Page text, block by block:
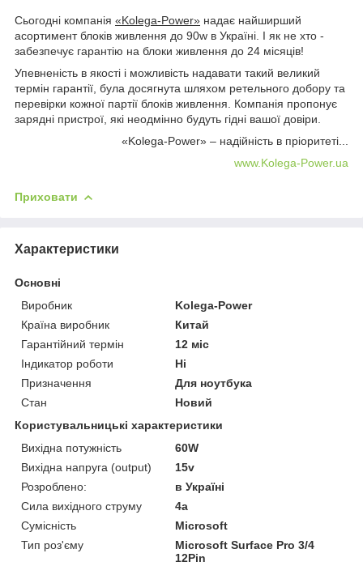
Сьогодні компанія «Kolega-Power» надає найширший
асортимент блоків живлення до 90w в Україні. І як не хто -
забезпечує гарантію на блоки живлення до 24 місяців!
Упевненість в якості і можливість надавати такий великий
термін гарантії, була досягнута шляхом ретельного добору та
перевірки кожної партії блоків живлення. Компанія пропонує
зарядні пристрої, які неодмінно будуть гідні вашої довіри.
«Kolega-Power» – надійність в пріоритеті...
www.Kolega-Power.ua
Приховати
Характеристики
Основні
Виробник
Kolega-Power
Країна виробник
Китай
Гарантійний термін
12 міс
Індикатор роботи
Ні
Призначення
Для ноутбука
Стан
Новий
Користувальницькі характеристики
Вихідна потужність
60W
Вихідна напруга (output)
15v
Розроблено:
в Україні
Сила вихідного струму
4a
Сумісність
Microsoft
Тип роз'єму
Microsoft Surface Pro 3/4
12Pin